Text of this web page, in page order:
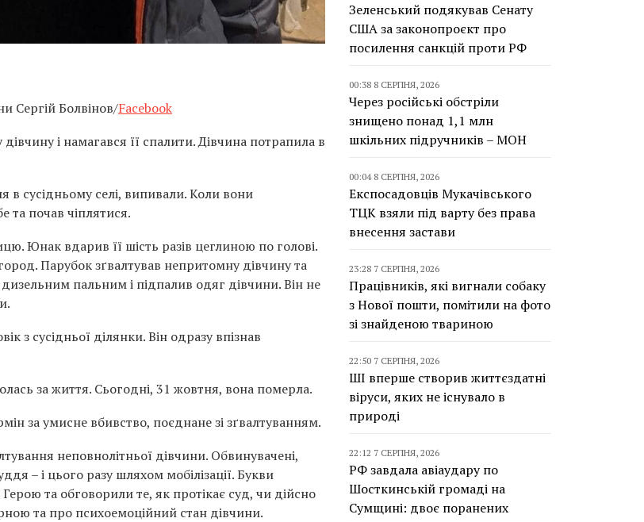
Сергій Болвінов/Facebook
і намагався її спалити. Дівчина потрапила в
в сусідньому селі, випивали. Коли вони
та почав чіплятися.
Юнак вдарив її шість разів цеглиною по голові.
Парубок зґвалтував непритомну дівчину та
пальним і підпалив одяг дівчини. Він не
з сусідньої ділянки. Він одразу впізнав
за життя. Сьогодні, 31 жовтня, вона померла.
за умисне вбивство, поєднане зі зґвалтуванням.
неповнолітньої дівчини. Обвинувачені,
– і цього разу шляхом мобілізації. Букви
та обговорили те, як протікає суд, чи дійсно
та про психоемоційний стан дівчини.
Зеленський подякував Сенату
США за законопроєкт про
посилення санкцій проти РФ
00:38 8 СЕРПНЯ, 2026
Через російські обстріли
знищено понад 1,1 млн
шкільних підручників – МОН
00:04 8 СЕРПНЯ, 2026
Експосадовців Мукачівського
ТЦК взяли під варту без права
внесення застави
23:28 7 СЕРПНЯ, 2026
Працівників, які вигнали собаку
з Нової пошти, помітили на фото
зі знайденою твариною
22:50 7 СЕРПНЯ, 2026
ШІ вперше створив життєздатні
віруси, яких не існувало в
природі
22:12 7 СЕРПНЯ, 2026
РФ завдала авіаудару по
Шосткинській громаді на
Сумщині: двоє поранених